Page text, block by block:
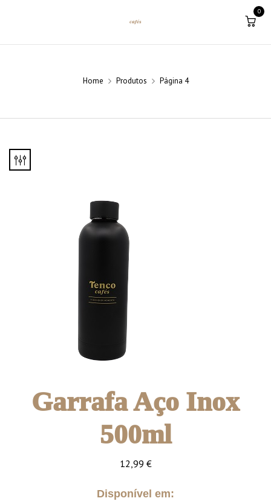
0
Home Produtos Página 4
Garrafa Aço Inox
500ml
12,99 €
Disponível em: